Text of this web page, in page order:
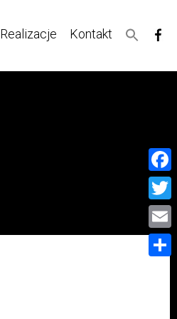
Realizacje Kontakt
Email